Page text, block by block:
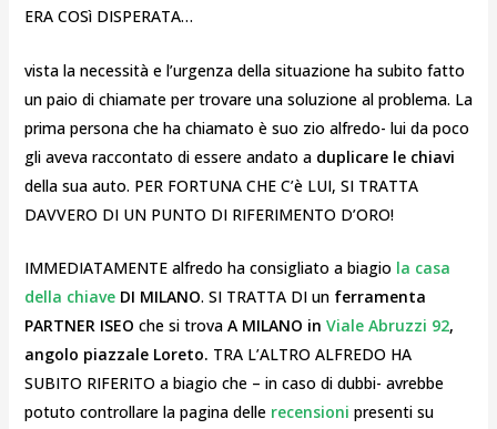
ERA COSì DISPERATA…
vista la necessità e l’urgenza della situazione ha subito fatto
un paio di chiamate per trovare una soluzione al problema. La
prima persona che ha chiamato è suo zio alfredo- lui da poco
gli aveva raccontato di essere andato a duplicare le chiavi
della sua auto. PER FORTUNA CHE C’è LUI, SI TRATTA
DAVVERO DI UN PUNTO DI RIFERIMENTO D’ORO!
IMMEDIATAMENTE alfredo ha consigliato a biagio la casa
della chiaveDI MILANO. SI TRATTA DI un ferramenta
PARTNER ISEO che si trova A MILANO in Viale Abruzzi 92,
angolo piazzale Loreto. TRA L’ALTRO ALFREDO HA
SUBITO RIFERITO a biagio che – in caso di dubbi- avrebbe
potuto controllare la pagina delle recensioni presenti su